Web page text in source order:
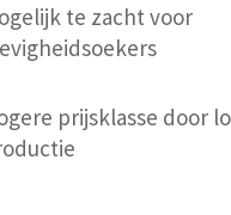
te zacht voor
prijsklasse door